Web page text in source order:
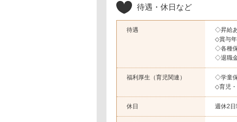
待遇・休日など
待遇
◇昇給
◇賞与年
◇各種
◇退職
福利厚生（育児関連）
◇学童
◇育児
休日 週休2日